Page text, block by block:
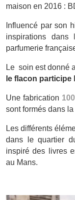
maison en 2016 :
Influencé par son
inspirations
parfumerie
Le soin est donné
le flacon
Une fabrication
sont formés dans
Les différents
dans le quartier
inspiré des livres
au Mans.